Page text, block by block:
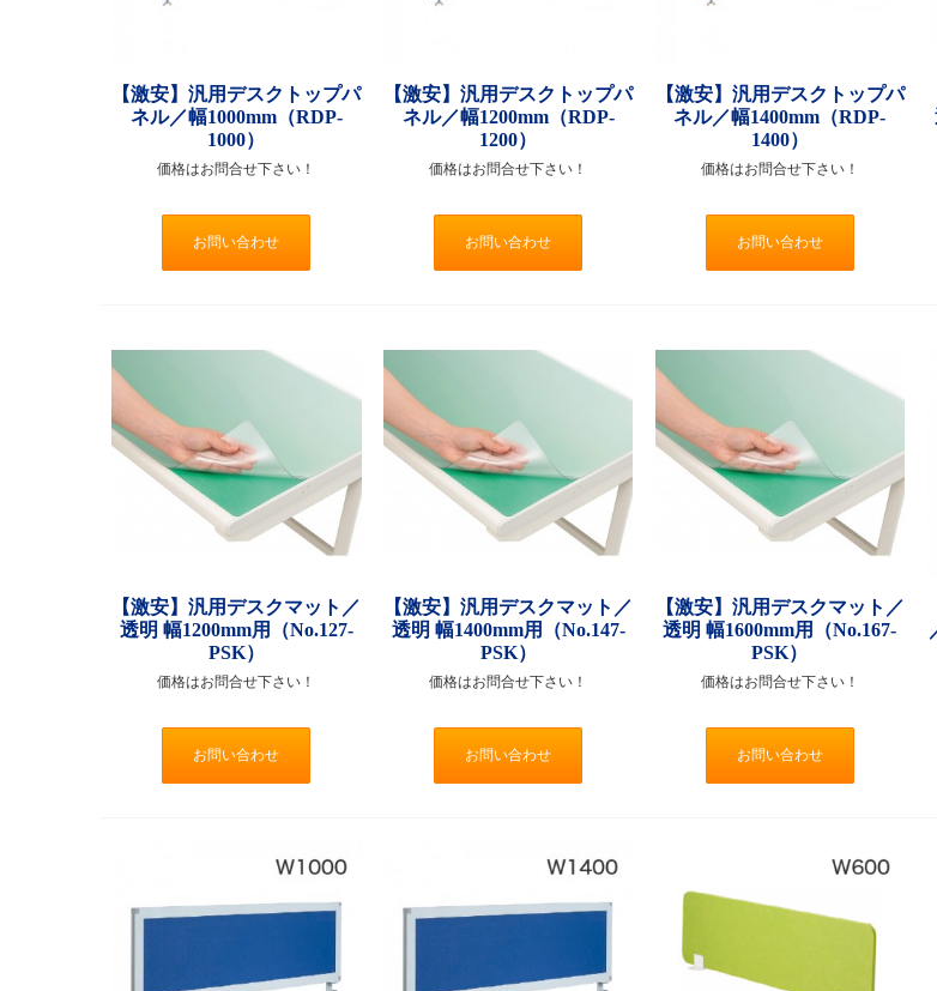
【激安】汎用デスクトップパ
ネル／幅1000mm（RDP-
1000）
価格はお問合せ下さい！
お問い合わせ
【激安】汎用デスクトップパ
ネル／幅1200mm（RDP-
1200）
価格はお問合せ下さい！
お問い合わせ
【激安】汎用デスクトップパ
ネル／幅1400mm（RDP-
1400）
価格はお問合せ下さい！
お問い合わせ
【激安】汎用デスクマット／
透明 幅1200mm用（No.127-
PSK）
価格はお問合せ下さい！
お問い合わせ
【激安】汎用デスクマット／
透明 幅1400mm用（No.147-
PSK）
価格はお問合せ下さい！
お問い合わせ
【激安】汎用デスクマット／
透明 幅1600mm用（No.167-
PSK）
価格はお問合せ下さい！
お問い合わせ